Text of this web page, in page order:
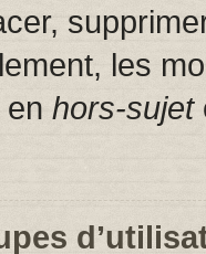
les
hors-sujet